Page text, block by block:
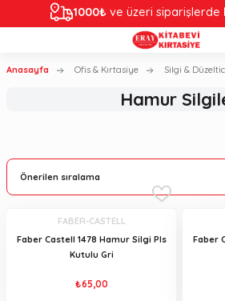
1000₺ ve üzeri siparişlerde
Anasayfa Ofis & Kırtasiye Silgi &
Hamur
FABER-CASTELL
Faber Castell 1478 Hamur Silgi Pls
Kutulu Gri
₺65,00
Faber